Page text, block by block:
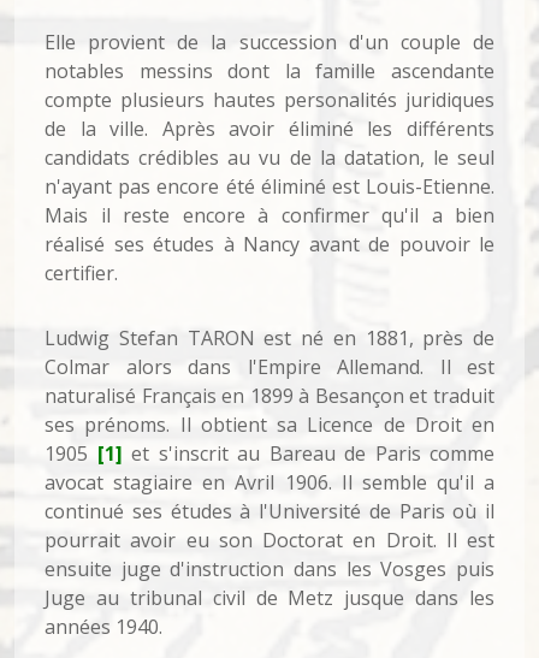
Elle provient de la succession d'un couple de
notables messins dont la famille ascendante
compte plusieurs hautes personalités juridiques
de la ville. Après avoir éliminé les différents
candidats crédibles au vu de la datation, le seul
n'ayant pas encore été éliminé est Louis-Etienne.
Mais il reste encore à confirmer qu'il a bien
réalisé ses études à Nancy avant de pouvoir le
certifier.
Ludwig Stefan TARON est né en 1881, près de
Colmar alors dans l'Empire Allemand. Il est
naturalisé Français en 1899 à Besançon et traduit
ses prénoms. Il obtient sa Licence de Droit en
1905 [1] et s'inscrit au Bareau de Paris comme
avocat stagiaire en Avril 1906. Il semble qu'il a
continué ses études à l'Université de Paris où il
pourrait avoir eu son Doctorat en Droit. Il est
ensuite juge d'instruction dans les Vosges puis
Juge au tribunal civil de Metz jusque dans les
années 1940.